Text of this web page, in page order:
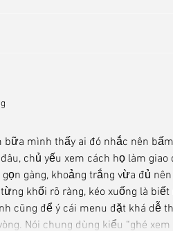
de
bữa mình thấy ai đó nhắc nên
chủ yếu xem cách họ làm
gàng, khoảng trắng vừa đủ
khối rõ ràng, kéo xuống là
cũng để ý cái menu đặt khá dễ
Nói chung dùng kiểu “ghé